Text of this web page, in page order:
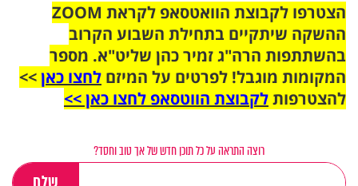
הצטרפו לקבוצת הוואטסאפ לקראת ZOOM
ההשקה שיתקיים בתחילת השבוע הקרוב
בהשתתפות הרה"ג זמיר כהן שליט"א. מספר
המקומות מוגבל! לפרטים על המיזם לחצו כאן>>
להצטרפותלקבוצת הווטסאפ לחצו כאן >>
רוצה התראה על כל תוכן חדש של אך טוב וחסד?